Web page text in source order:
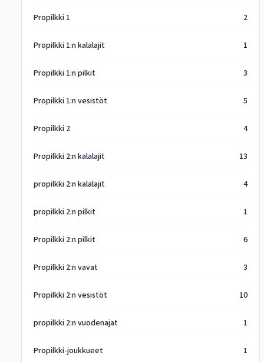
Propilkki 1 2
Propilkki 1:n kalalajit 1
Propilkki 1:n pilkit 3
Propilkki 1:n vesistöt 5
Propilkki 2 4
Propilkki 2:n kalalajit 13
propilkki 2:n kalalajit 4
propilkki 2:n pilkit 1
Propilkki 2:n pilkit 6
Propilkki 2:n vavat 3
Propilkki 2:n vesistöt 10
propilkki 2:n vuodenajat 1
Propilkki-joukkueet 1